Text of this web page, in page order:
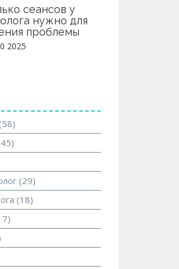
сеансов у
нужно для
проблемы
2025
(29)
(18)